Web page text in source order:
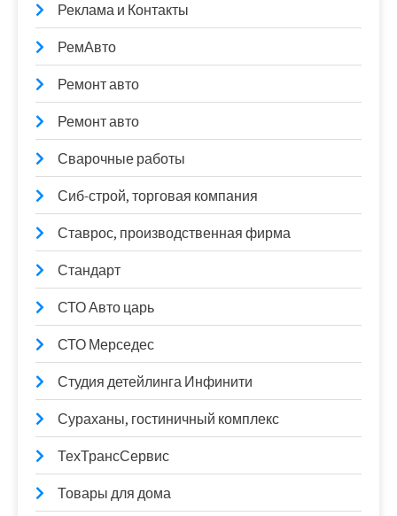
Реклама и Контакты
РемАвто
Ремонт авто
Ремонт авто
Сварочные работы
Сиб-строй, торговая компания
Ставрос, производственная фирма
Стандарт
СТО Авто царь
СТО Мерседес
Студия детейлинга Инфинити
Сураханы, гостиничный комплекс
ТехТрансСервис
Товары для дома